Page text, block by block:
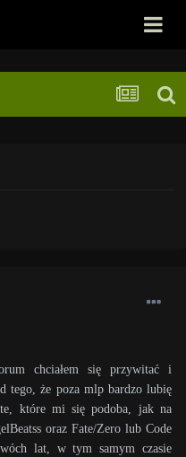
chciałem się przywitać i
tego, że poza mlp bardzo lubię
które mi się podoba, jak na
oraz Fate/Zero lub Code
lat, w tym samym czasie